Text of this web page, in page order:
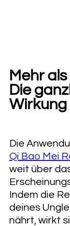
Mehr
Die
Wirkung
Die
Qi Bao Mei
weit über
Indem die
deines
nährt, wirkt